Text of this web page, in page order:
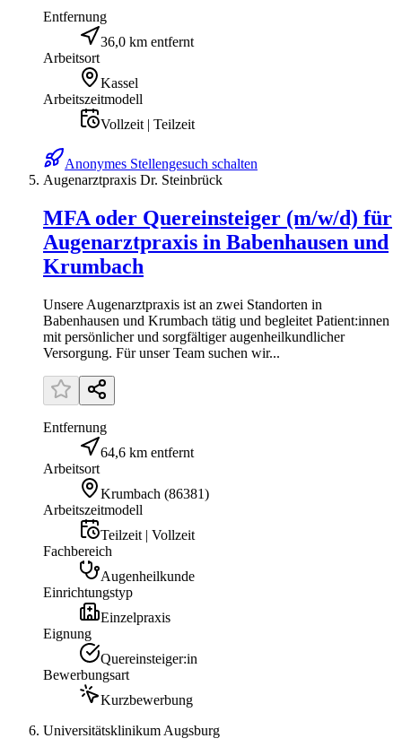
Entfernung
36,0 km entfernt
Arbeitsort
Kassel
Arbeitszeitmodell
Vollzeit | Teilzeit
Anonymes Stellengesuch schalten
Augenarztpraxis Dr. Steinbrück
MFA oder Quereinsteiger (m/w/d) für
Augenarztpraxis in Babenhausen und
Krumbach
Unsere Augenarztpraxis ist an zwei Standorten in
Babenhausen und Krumbach tätig und begleitet Patient:innen
mit persönlicher und sorgfältiger augenheilkundlicher
Versorgung. Für unser Team suchen wir...
Entfernung
64,6 km entfernt
Arbeitsort
Krumbach (86381)
Arbeitszeitmodell
Teilzeit | Vollzeit
Fachbereich
Augenheilkunde
Einrichtungstyp
Einzelpraxis
Eignung
Quereinsteiger:in
Bewerbungsart
Kurzbewerbung
Universitätsklinikum Augsburg